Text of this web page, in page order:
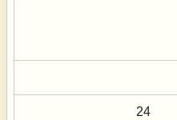
24